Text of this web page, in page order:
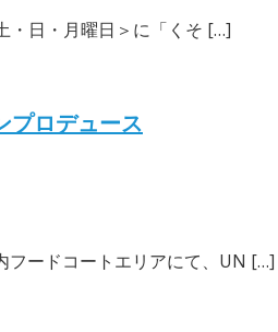
・日・月曜日＞に「くそ […]
プロデュース
フードコートエリアにて、UN […]